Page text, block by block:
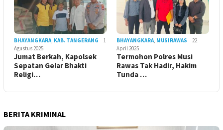
BHAYANGKARA, KAB. TANGERANG
1
Agustus 2025
Jumat Berkah, Kapolsek
Sepatan Gelar Bhakti
Religi…
BHAYANGKARA, MUSIRAWAS
22
April 2025
Termohon Polres Musi
Rawas Tak Hadir, Hakim
Tunda …
BERITA KRIMINAL